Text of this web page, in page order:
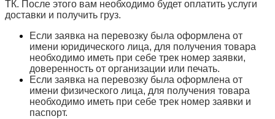
ТК. После этого вам необходимо будет оплатить услуги
доставки и получить груз.
Если заявка на перевозку была оформлена от
имени юридического лица, для получения товара
необходимо иметь при себе трек номер заявки,
доверенность от организации или печать.
Если заявка на перевозку была оформлена от
имени физического лица, для получения товара
необходимо иметь при себе трек номер заявки и
паспорт.